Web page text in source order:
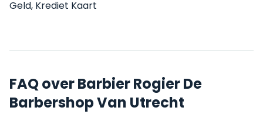
Geld, Krediet Kaart
FAQ over Barbier Rogier De
Barbershop Van Utrecht